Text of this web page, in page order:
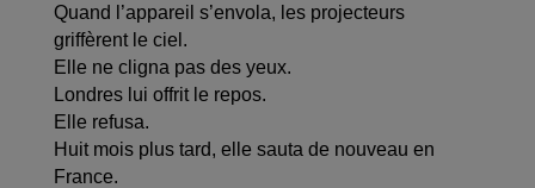
Quand l’appareil s’envola, les projecteurs
griffèrent le ciel.
Elle ne cligna pas des yeux.
Londres lui offrit le repos.
Elle refusa.
Huit mois plus tard, elle sauta de nouveau en
France.